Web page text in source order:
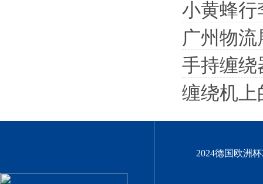
小黄蜂行
广州物
手持缠绕
缠绕机上
2024德国欧洲